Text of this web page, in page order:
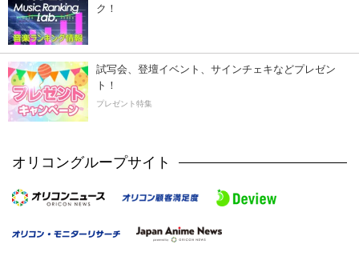
ク！
試写会、登壇イベント、サインチェキなどプレゼン
ト！
プレゼント特集
オリコングループサイト